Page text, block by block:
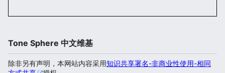
Tone Sphere 中文维基
除非另有声明，本网站内容采用知识共享署名-非商业性使用-相同